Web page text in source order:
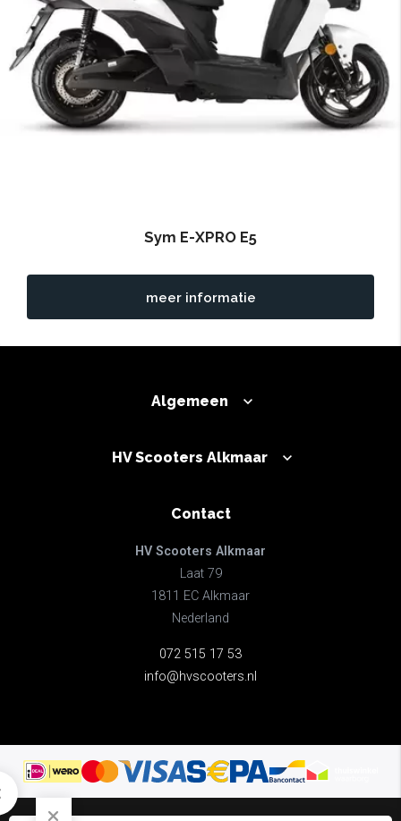
Sym E-XPRO E5
meer informatie
Algemeen
HV Scooters Alkmaar
Contact
HV Scooters Alkmaar
Laat 79
1811 EC Alkmaar
Nederland
072 515 17 53
info@hvscooters.nl